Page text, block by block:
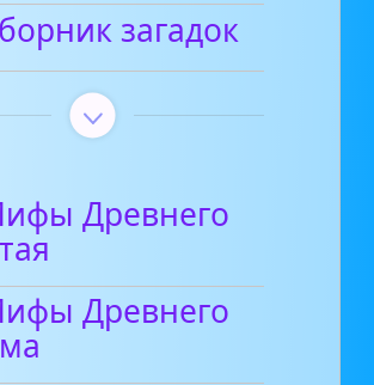
загадок
Древнего
Древнего